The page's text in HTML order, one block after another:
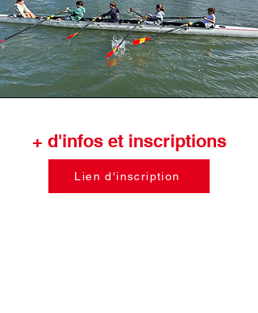
+ d'infos et inscriptions
Lien d'inscription